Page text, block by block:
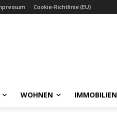
Cookie-Richtlinie (EU)
WOHNEN IMMOBILIEN